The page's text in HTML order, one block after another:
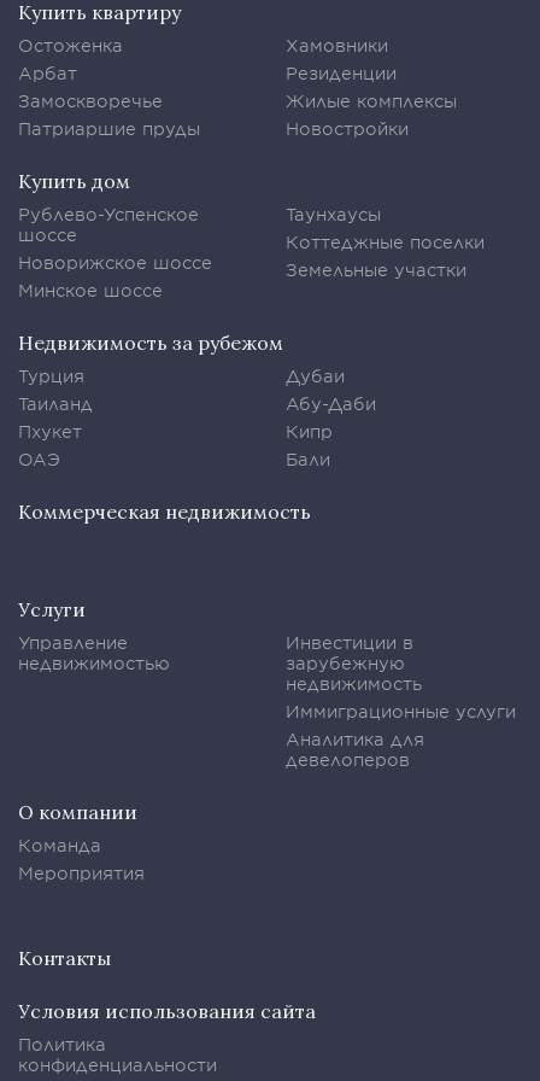
Купить квартиру
Остоженка
Арбат
Замоскворечье
Патриаршие пруды
Хамовники
Резиденции
Жилые комплексы
Новостройки
Купить дом
Рублево-Успенское
шоссе
Новорижское шоссе
Минское шоссе
Таунхаусы
Коттеджные поселки
Земельные участки
Недвижимость за рубежом
Турция
Таиланд
Пхукет
ОАЭ
Дубаи
Абу-Даби
Кипр
Бали
Коммерческая недвижимость
Услуги
Управление
недвижимостью
Инвестиции в
зарубежную
недвижимость
Иммиграционные услуги
Аналитика для
девелоперов
О компании
Команда
Мероприятия
Контакты
Условия использования сайта
Политика
конфиденциальности